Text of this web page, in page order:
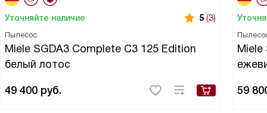
Уточняйте наличие 5 (3)
Пылесос
Miele SGDA3 Complete C3 125 Edition
белый лотос
49 400 руб.
Miele
59